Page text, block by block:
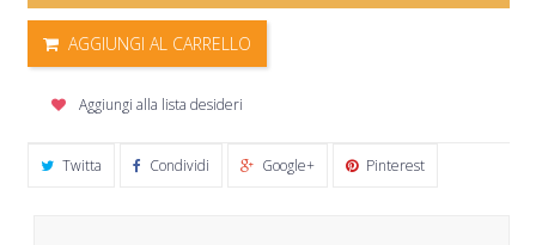
AGGIUNGI AL CARRELLO
Aggiungi alla lista desideri
Twitta Condividi Google+ Pinterest